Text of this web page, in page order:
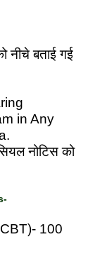
नीचे बताई गई
in Any
नोटिस को
100